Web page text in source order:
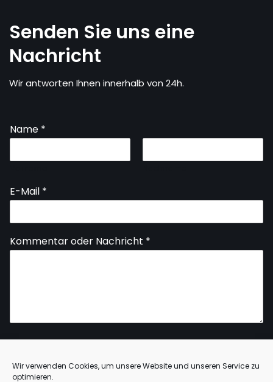
Wir verwenden Cookies, um unsere Website und unseren Service zu
optimieren.
Senden Sie uns eine
Nachricht
Wir antworten Ihnen innerhalb von 24h.
Name *
E-Mail *
Kommentar oder Nachricht *
Absenden